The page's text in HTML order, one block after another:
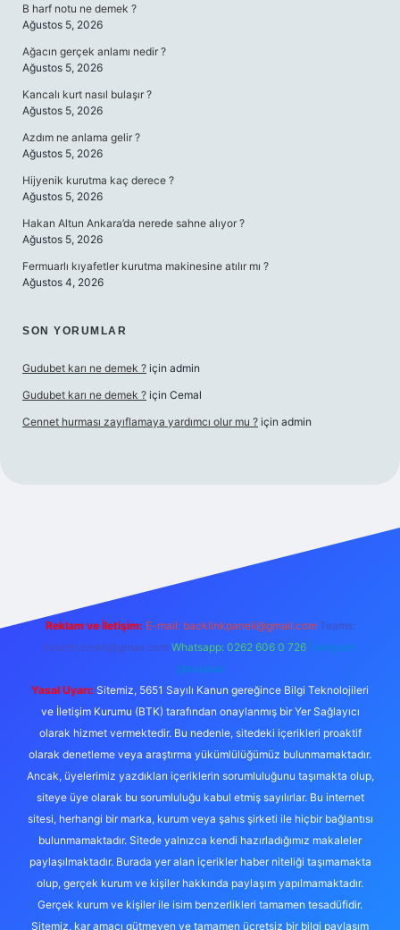
B harf notu ne demek ?
Ağustos 5, 2026
Ağacın gerçek anlamı nedir ?
Ağustos 5, 2026
Kancalı kurt nasıl bulaşır ?
Ağustos 5, 2026
Azdım ne anlama gelir ?
Ağustos 5, 2026
Hijyenik kurutma kaç derece ?
Ağustos 5, 2026
Hakan Altun Ankara’da nerede sahne alıyor ?
Ağustos 5, 2026
Fermuarlı kıyafetler kurutma makinesine atılır mı ?
Ağustos 4, 2026
SON YORUMLAR
Gudubet karı ne demek ? için admin
Gudubet karı ne demek ? için Cemal
Cennet hurması zayıflamaya yardımcı olur mu ? için admin
Reklam ve İletişim: E-mail: backlinkpaneli@gmail.com Teams:
forumhizmeti@gmail.com Whatsapp: 0262 606 0 726 Telegram:
@karabul
Yasal Uyarı: Sitemiz, 5651 Sayılı Kanun gereğince Bilgi Teknolojileri
ve İletişim Kurumu (BTK) tarafından onaylanmış bir Yer Sağlayıcı
olarak hizmet vermektedir. Bu nedenle, sitedeki içerikleri proaktif
olarak denetleme veya araştırma yükümlülüğümüz bulunmamaktadır.
Ancak, üyelerimiz yazdıkları içeriklerin sorumluluğunu taşımakta olup,
siteye üye olarak bu sorumluluğu kabul etmiş sayılırlar. Bu internet
sitesi, herhangi bir marka, kurum veya şahıs şirketi ile hiçbir bağlantısı
bulunmamaktadır. Sitede yalnızca kendi hazırladığımız makaleler
paylaşılmaktadır. Burada yer alan içerikler haber niteliği taşımamakta
olup, gerçek kurum ve kişiler hakkında paylaşım yapılmamaktadır.
Gerçek kurum ve kişiler ile isim benzerlikleri tamamen tesadüfidir.
Sitemiz, kar amacı gütmeyen ve tamamen ücretsiz bir bilgi paylaşım